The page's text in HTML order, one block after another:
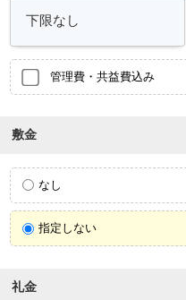
管理費・共益費込み
敷金
なし
指定しない
礼金